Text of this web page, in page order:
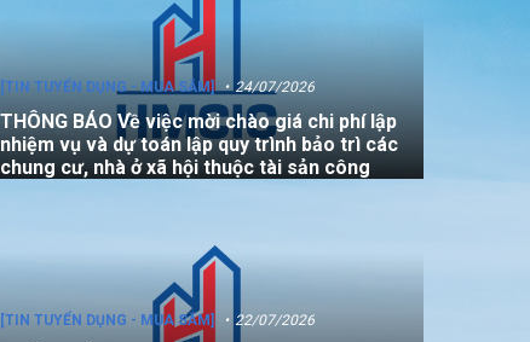
[TIN TUYỂN DỤNG - MUA SẮM] 24/07/2026
THÔNG BÁO Về việc mời chào giá chi phí lập
nhiệm vụ và dự toán lập quy trình bảo trì các
chung cư, nhà ở xã hội thuộc tài sản công
[TIN TUYỂN DỤNG - MUA SẮM] 22/07/2026